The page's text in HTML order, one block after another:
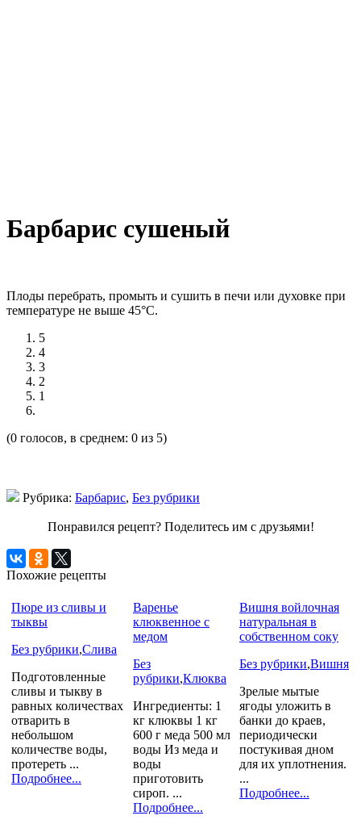
Барбарис сушеный
Плоды перебрать, промыть и сушить в печи или духовке при
температуре не выше 45°С.
5
4
3
2
1
(0 голосов, в среднем: 0 из 5)
Рубрика: Барбарис, Без рубрики
Понравился рецепт? Поделитесь им с друзьями!
Похожие рецепты
Пюре из сливы и
тыквы
Без рубрики,Слива
Подготовленные
сливы и тыкву в
равных количествах
отварить в
небольшом
количестве воды,
протереть ...
Подробнее...
Варенье
клюквенное с
медом
Без
рубрики,Клюква
Ингредиенты: 1
кг клюквы 1 кг
600 г меда 500 мл
воды Из меда и
воды
приготовить
сироп. ...
Подробнее...
Вишня войлочная
натуральная в
собственном соку
Без рубрики,Вишня
Зрелые мытые
ягоды уложить в
банки до краев,
периодически
постукивая дном
для их уплотнения.
...
Подробнее...